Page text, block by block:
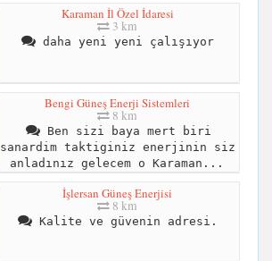
Karaman İl Özel İdaresi
3 km
daha yeni yeni çalışıyor
Bengi Güneş Enerji Sistemleri
8 km
Ben sizi baya mert biri
sanardim taktiginiz enerjinin siz
anladınız gelecem o Karaman...
İşlersan Güneş Enerjisi
8 km
Kalite ve güvenin adresi.